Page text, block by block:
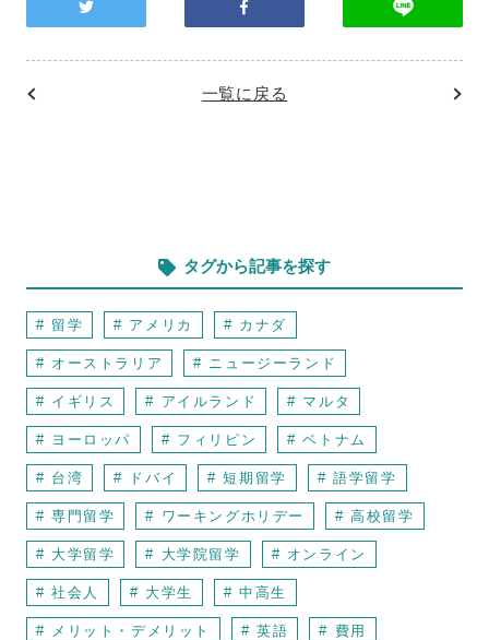
一覧に戻る
タグから記事を探す
# 留学 # アメリカ # カナダ
# オーストラリア # ニュージーランド
# イギリス # アイルランド # マルタ
# ヨーロッパ # フィリピン # ベトナム
# 台湾 # ドバイ # 短期留学 # 語学留学
# 専門留学 # ワーキングホリデー # 高校留学
# 大学留学 # 大学院留学 # オンライン
# 社会人 # 大学生 # 中高生
# メリット・デメリット # 英語 # 費用